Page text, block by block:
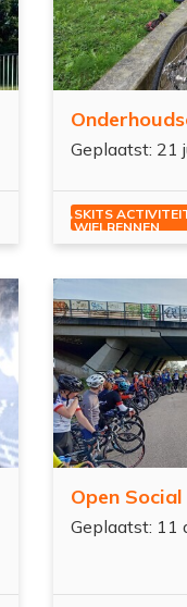
Geplaatst: 21
SKITS
WIELRENNEN
Open Social
Geplaatst: 11